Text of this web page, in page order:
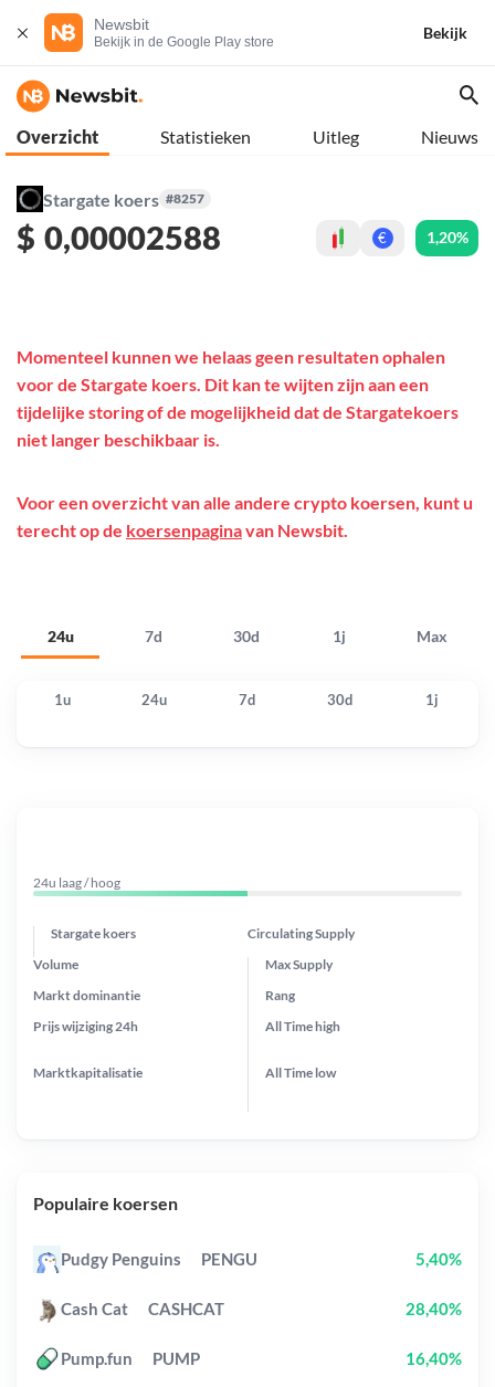
Newsbit
Bekijk in de Google Play store
Bekijk
Overzicht Statistieken Uitleg Nieuws
Stargate koers #8257
$ 0,00002588 € 1,20%
24u 7d 30d 1j Max
Momenteel kunnen we helaas geen resultaten ophalen
voor de Stargate koers. Dit kan te wijten zijn aan een
tijdelijke storing of de mogelijkheid dat de Stargatekoers
niet langer beschikbaar is.
Voor een overzicht van alle andere crypto koersen, kunt u
terecht op de koersenpaginavan Newsbit.
1u 24u 7d 30d 1j
24u laag / hoog
Stargate koers Circulating Supply
Prijs wijziging 24h
Max Supply
Markt dominantie
Marktkapitalisatie
Volume
Rang
All Timehigh
All Time low
Populaire koersen
Pudgy Penguins PENGU 5,40%
Cash Cat CASHCAT 28,40%
Pump.fun PUMP 16,40%